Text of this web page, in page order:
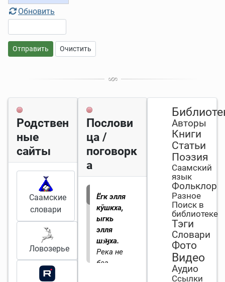
Обновить
Отправить Очистить
Родствен
ные
сайты
Саамские
словари
Ловозерье
Послови
ца /
поговорк
а
Ёгк элля
кӯшкха,
ыгкь
элля
шэ̄ӈха.
Река не
без
Авторы
Книги
Статьи
Поэзия
Саамский
язык
Фольклор
Разное
Поиск в
библиотеке
Тэги
Словари
Фото
Видео
Аудио
Ссылки